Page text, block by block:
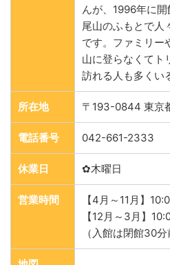
んが、1996年に
尾山のふもとで人
です。ファミリー
山に登らなくてト
訪れる人も多くい
所在地 〒193-0844 東京
電話番号 042-661-2333
休業日 ✿木曜日
営業時間
【4月～11月】
【12月～3月】
（入館は閉館30分